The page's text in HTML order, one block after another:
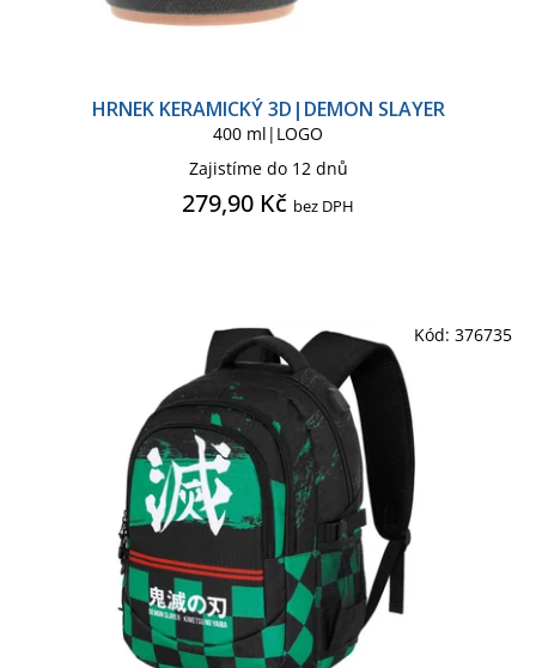
HRNEK KERAMICKÝ 3D|DEMON SLAYER
400 ml|LOGO
Zajistíme do 12 dnů
279,90 Kč bez DPH
Kód: 376735